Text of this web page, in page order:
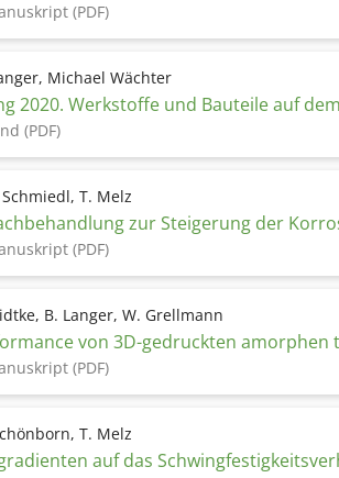
(PDF)
Michael Wächter
2020. Werkstoffe und Bauteile auf
(PDF)
T. Melz
zur Steigerung der
(PDF)
B. Langer, W. Grellmann
von 3D-gedruckten
(PDF)
T. Melz
auf das